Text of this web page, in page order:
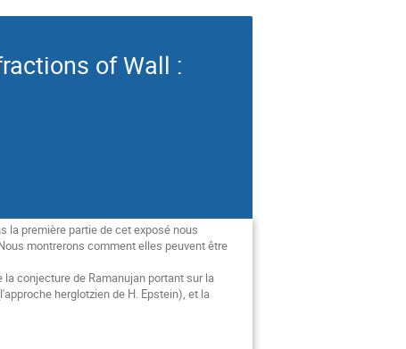
of Wall :
la première partie de cet exposé nous
montrerons comment elles peuvent être
conjecture de Ramanujan portant sur la
herglotzien de H. Epstein), et la